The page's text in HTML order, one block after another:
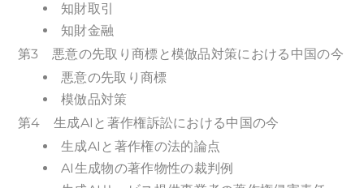
知財取引
知財金融
第3 悪意の先取り商標と模倣品対策における中国の今
悪意の先取り商標
模倣品対策
第4 生成AIと著作権訴訟における中国の今
生成AIと著作権の法的論点
AI生成物の著作物性の裁判例